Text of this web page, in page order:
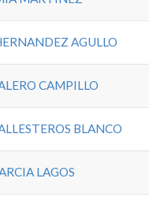
AGULLO
CAMPILLO
BLANCO
LAGOS